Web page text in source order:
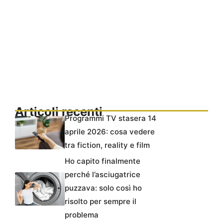
Articoli recentiProgrammi TV stasera 14
aprile 2026: cosa vedere
tra fiction, reality e film
Ho capito finalmente
perché l’asciugatrice
puzzava: solo così ho
risolto per sempre il
problema